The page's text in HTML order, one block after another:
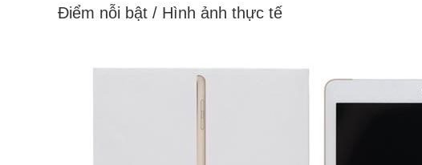
Điểm nỗi bật / Hình ảnh thực tế